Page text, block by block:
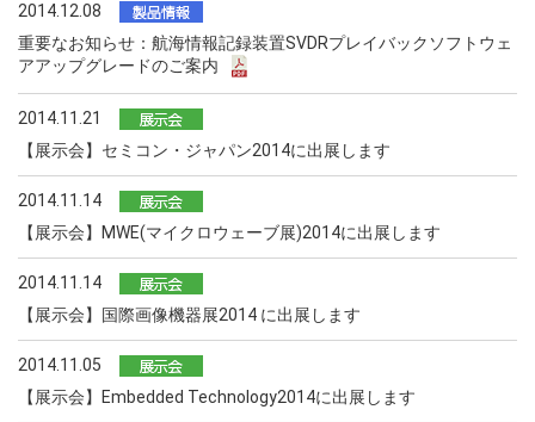
2014.12.08
重要なお知らせ：航海情報記録装置SVDRプレイバックソフトウェ
アアップグレードのご案内
2014.11.21
【展示会】セミコン・ジャパン2014に出展します
2014.11.14
【展示会】MWE(マイクロウェーブ展)2014に出展します
2014.11.14
【展示会】国際画像機器展2014 に出展します
2014.11.05
【展示会】Embedded Technology2014に出展します